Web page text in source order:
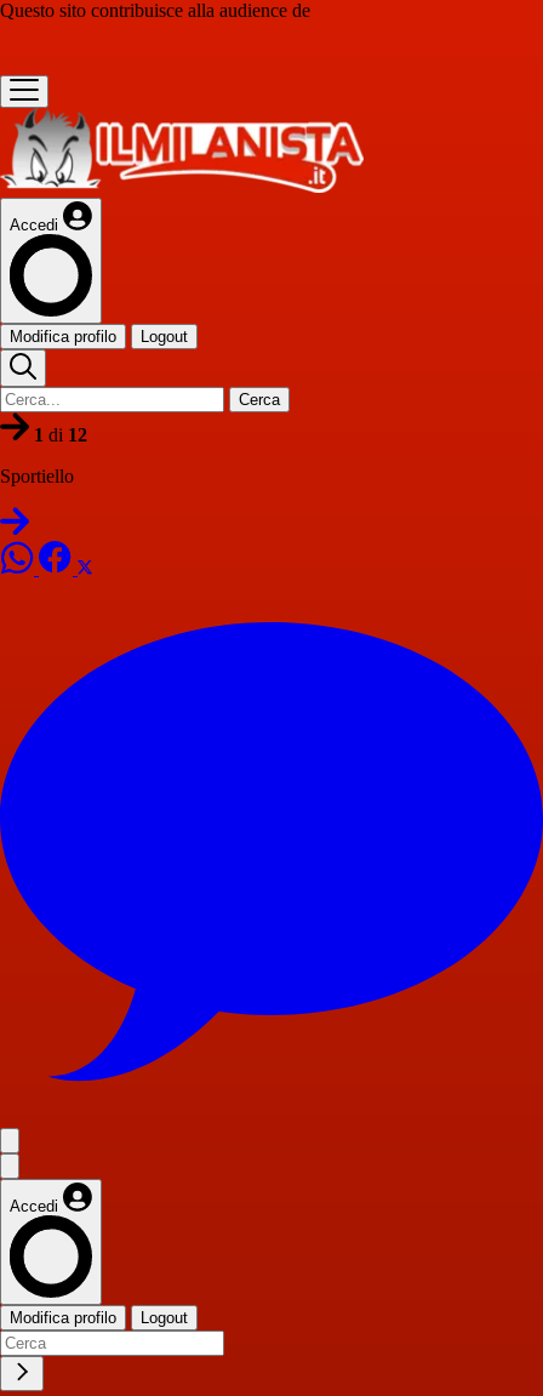
Questo sito contribuisce alla audience de
Accedi
Modifica profilo Logout
Cerca
1 di 12
Sportiello
Accedi
Modifica profilo Logout